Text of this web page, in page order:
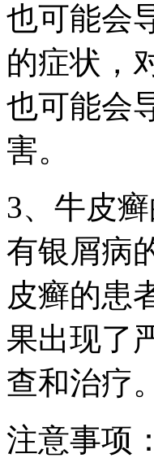
也可能会
的症状，
也可能会
害。
3、牛皮
有银屑病
皮癣的患
果出现了
查和治疗
注意事项：